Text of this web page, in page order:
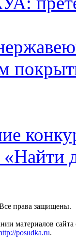
права защищены.
материалов сайта
posudka.ru.